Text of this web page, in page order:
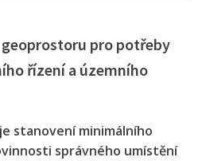
pro potřeby
řízení a územního
stanovení minimálního
správného umístění